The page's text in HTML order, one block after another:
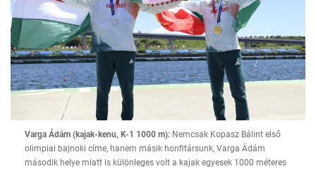
Varga Ádám (kajak-kenu, K-1 1000 m): Nemcsak Kopasz Bálint első
olimpiai bajnoki címe, hanem másik honfitársunk, Varga Ádám
második helye miatt is különleges volt a kajak egyesek 1000 méteres